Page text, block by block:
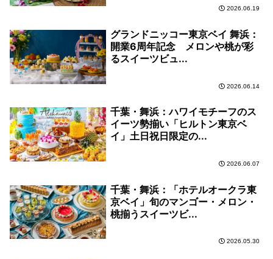
2026.06.19
グランドニッコー東京ベイ 舞浜：
開業6周年記念 メロンや桃が彩
るスイーツビュ...
2026.06.14
千葉・舞浜：ハワイモチーフのス
イーツ勢揃い「ヒルトン東京ベ
イ」土日祝日限定の...
2026.06.07
千葉・舞浜：「ホテルオークラ東
京ベイ」旬のマンゴー・メロン・
桃揃うスイーツビ...
2026.05.30